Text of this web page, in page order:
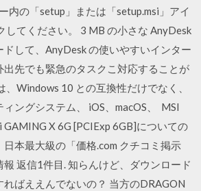
内の「setup」または「setup.msi」アイ
してください。 3 MB の小さな AnyDesk
して、AnyDesk の使いやすいインター
出先でも緊急のタスクこ対応することが
、Windows 10 との互換性だけでなく、
ングシステム、 iOS、macOS、 MSI
X 6G [PCIExp 6GB]についての
本最大級の「価格.com クチコミ掲示
返信1件目. 知らんけど、ダウンロード
ればええんでないの？ 当方のDRAGON